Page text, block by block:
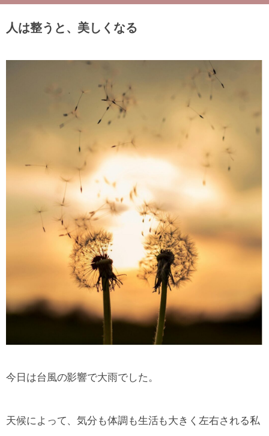
人は整うと、美しくなる
今日は台風の影響で大雨でした。
天候によって、気分も体調も生活も大きく左右される私